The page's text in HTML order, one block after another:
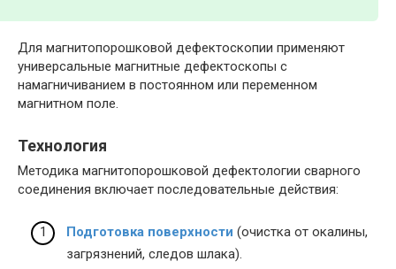
Для магнитопорошковой дефектоскопии применяют
универсальные магнитные дефектоскопы с
намагничиванием в постоянном или переменном
магнитном поле.
Технология
Методика магнитопорошковой дефектологии сварного
соединения включает последовательные действия:
Подготовка поверхности (очистка от окалины,
загрязнений, следов шлака).